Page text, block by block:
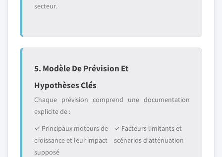
secteur.
5. Modèle De Prévision Et
Hypothèses Clés
Chaque prévision comprend une documentation
explicite de :
✓ Principaux moteurs de
croissance et leur impact
supposé
✓ Facteurs limitants et
scénarios d'atténuation